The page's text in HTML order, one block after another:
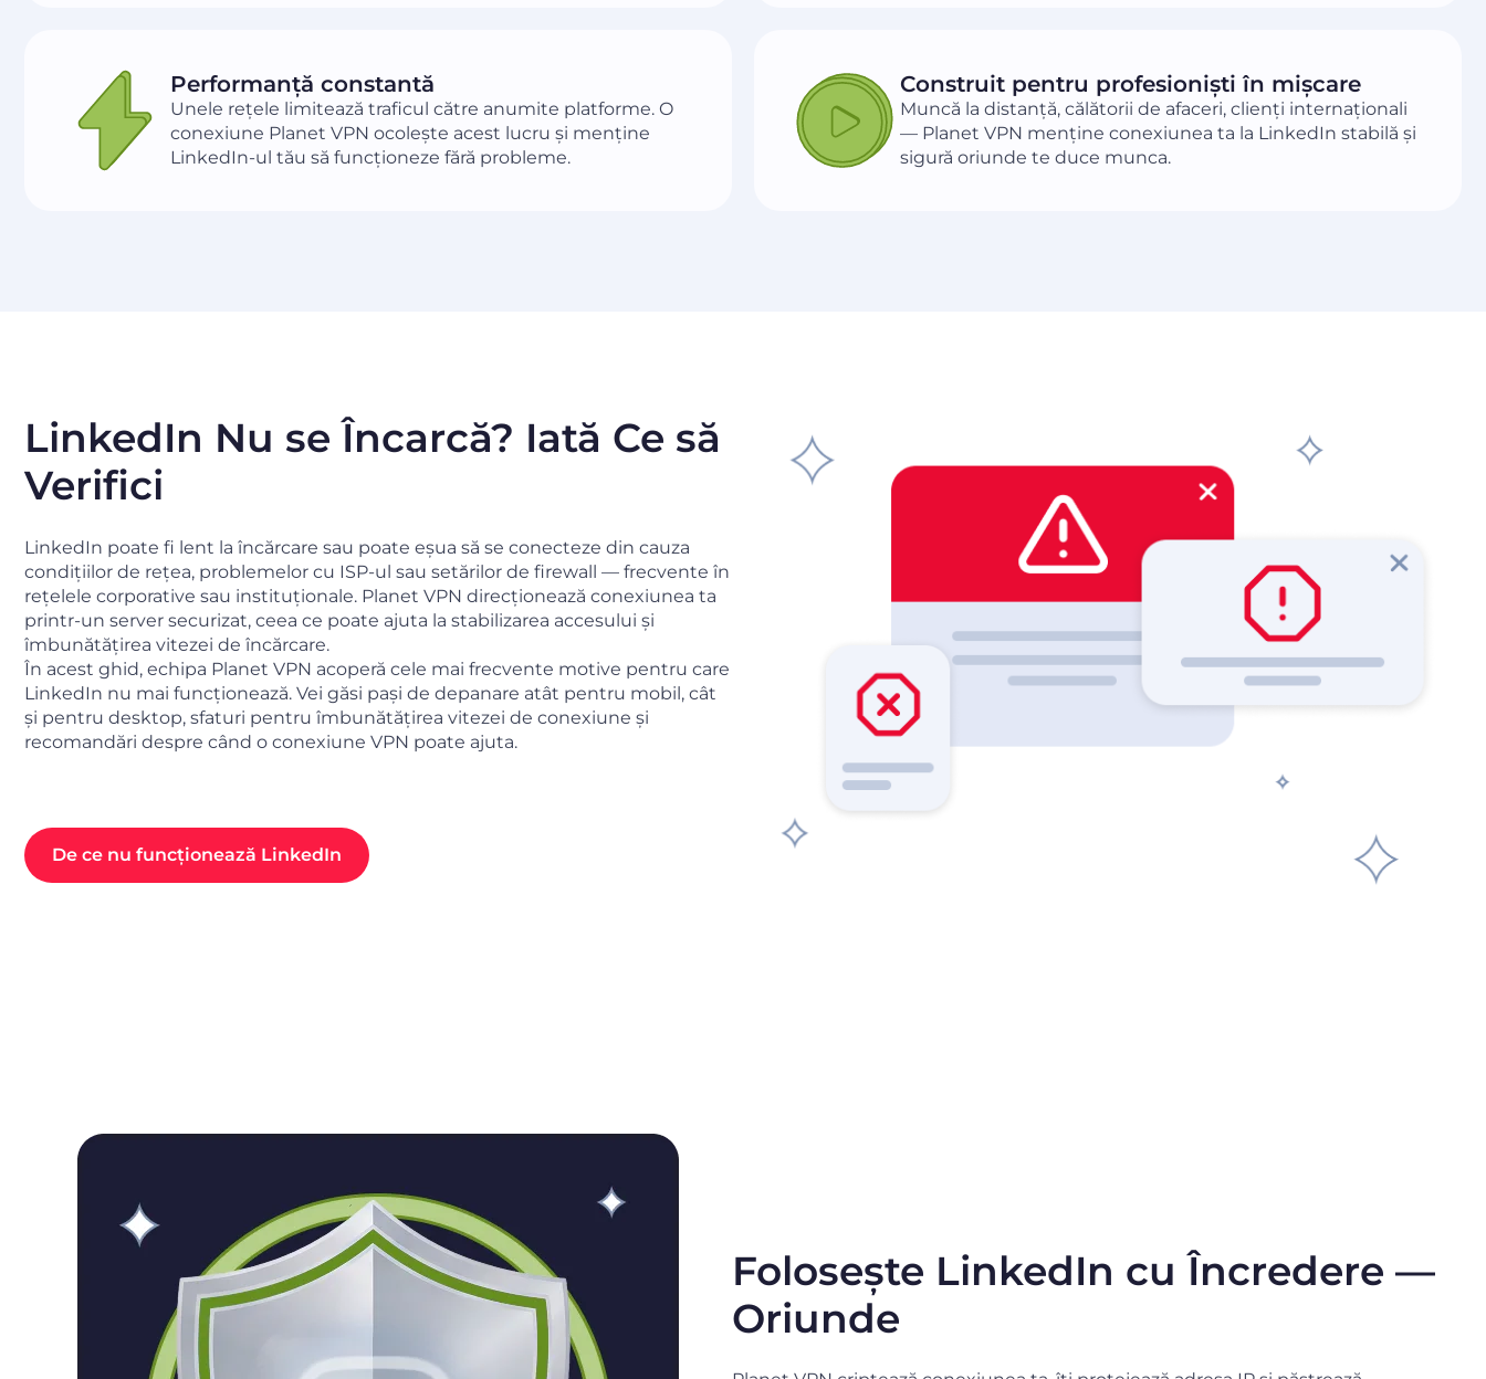
Performanță constantă
Unele rețele limitează traficul către anumite platforme. O
conexiune Planet VPN ocolește acest lucru și menține
LinkedIn-ul tău să funcționeze fără probleme.
Construit pentru profesioniști în mișcare
Muncă la distanță, călătorii de afaceri, clienți internaționali
— Planet VPN menține conexiunea ta la LinkedIn stabilă și
sigură oriunde te duce munca.
LinkedIn Nu se Încarcă? Iată Ce să
Verifici
LinkedIn poate fi lent la încărcare sau poate eșua să se conecteze din cauza
condițiilor de rețea, problemelor cu ISP-ul sau setărilor de firewall — frecvente în
rețelele corporative sau instituționale. Planet VPN direcționează conexiunea ta
printr-un server securizat, ceea ce poate ajuta la stabilizarea accesului și
îmbunătățirea vitezei de încărcare.
În acest ghid, echipa Planet VPN acoperă cele mai frecvente motive pentru care
LinkedIn nu mai funcționează. Vei găsi pași de depanare atât pentru mobil, cât
și pentru desktop, sfaturi pentru îmbunătățirea vitezei de conexiune și
recomandări despre când o conexiune VPN poate ajuta.
De ce nu funcționează LinkedIn
Folosește LinkedIn cu Încredere —
Oriunde